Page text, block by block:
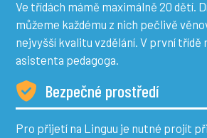
Ve třídách mámě maximálně 20 dětí.
můžeme každému z nich pečlivě
nejvyšší kvalitu vzdělání. V první třídě
asistenta pedagoga.
Bezpečné prostředí
Pro přijetí na Linguu je nutné projít